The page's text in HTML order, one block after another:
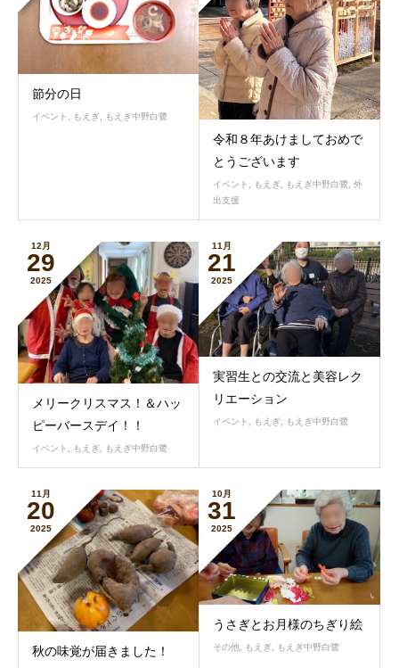
節分の日
イベント もえぎ もえぎ中野白鷺
令和８年あけましておめで
とうございます
イベント もえぎ もえぎ中野白鷺 外
出支援
12月
29
2025
メリークリスマス！＆ハッ
ピーバースデイ！！
イベント もえぎ もえぎ中野白鷺
11月
21
2025
実習生との交流と美容レク
リエーション
イベント もえぎ もえぎ中野白鷺
11月
20
2025
秋の味覚が届きました！
10月
31
2025
うさぎとお月様のちぎり絵
その他, もえぎ, もえぎ中野白鷺